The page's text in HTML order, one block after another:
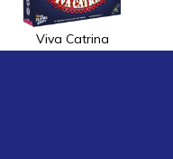
Viva Catrina